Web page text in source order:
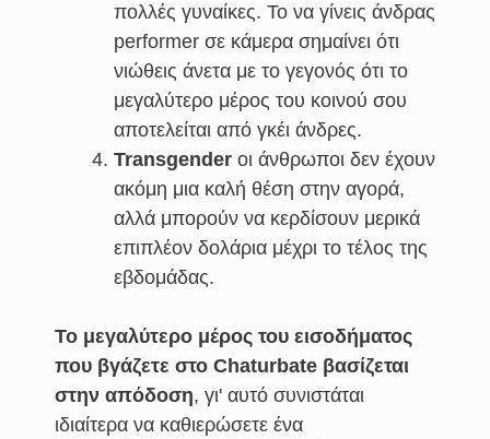
πολλές γυναίκες. Το να γίνεις άνδρας
performer σε κάμερα σημαίνει ότι
νιώθεις άνετα με το γεγονός ότι το
μεγαλύτερο μέρος του κοινού σου
αποτελείται από γκέι άνδρες.
Transgender οι άνθρωποι δεν έχουν
ακόμη μια καλή θέση στην αγορά,
αλλά μπορούν να κερδίσουν μερικά
επιπλέον δολάρια μέχρι το τέλος της
εβδομάδας.
Το μεγαλύτερο μέρος του εισοδήματος
που βγάζετε στο Chaturbate βασίζεται
στην απόδοση, γι' αυτό συνιστάται
ιδιαίτερα να καθιερώσετε ένα